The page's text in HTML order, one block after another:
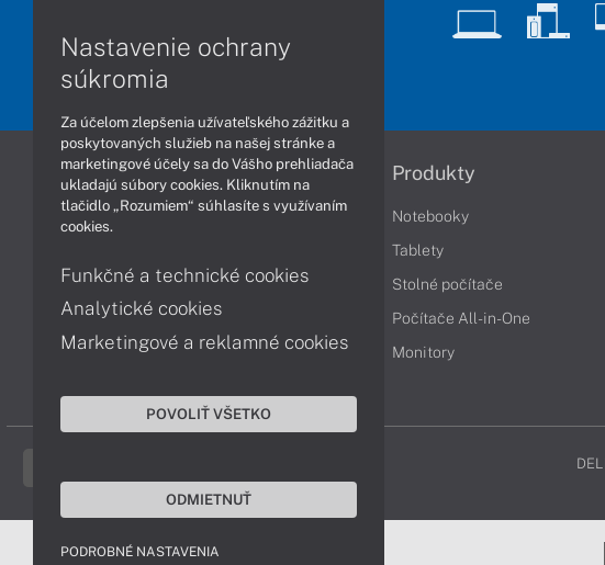
Informácie
Obchodné podmienky
Ochrana osobných údajov
Vrátenie tovaru
Vyhlásenie o prístupnosti
Produkty
Notebooky
Tablety
Stolné počítače
Počítače All-in-One
Monitory
Nastavenie ochrany
súkromia
Za účelom zlepšenia užívateľského zážitku a
poskytovaných služieb na našej stránke a
marketingové účely sa do Vášho prehliadača
ukladajú súbory cookies. Kliknutím na
tlačidlo „Rozumiem“ súhlasíte s využívaním
cookies.
Funkčné a technické cookies
Analytické cookies
Marketingové a reklamné cookies
POVOLIŤ VŠETKO
ODMIETNUŤ
PODROBNÉ NASTAVENIA